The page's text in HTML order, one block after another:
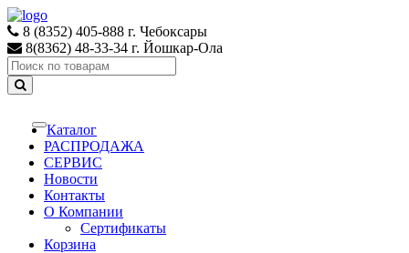
Skip
to
navigation
Skip
to
content
8 (8352) 405-888 г. Чебоксары
8(8362) 48-33-34 г. Йошкар-Ола
Search
for:
Toggle
navigation
Каталог
РАСПРОДАЖА
СЕРВИС
Новости
Контакты
О Компании
Сертификаты
Корзина